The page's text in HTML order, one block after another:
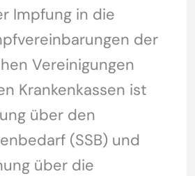
Impfung in die
der
Vereinigungen
Krankenkassen ist
über den
(SSB) und
über die